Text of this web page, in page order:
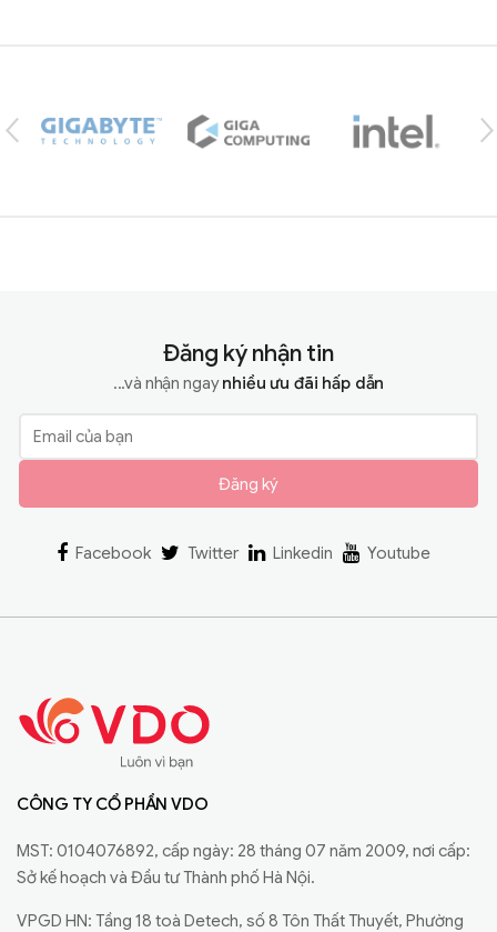
Đăng ký nhận tin
...và nhận ngaynhiều ưu đãi hấp dẫn
Đăng ký
Facebook Twitter Linkedin Youtube
CÔNG TY CỔ PHẦN VDO
MST: 0104076892, cấp ngày: 28 tháng 07 năm 2009, nơi cấp:
Sở kế hoạch và Đầu tư Thành phố Hà Nội.
VPGD HN: Tầng 18 toà Detech, số 8 Tôn Thất Thuyết, Phường